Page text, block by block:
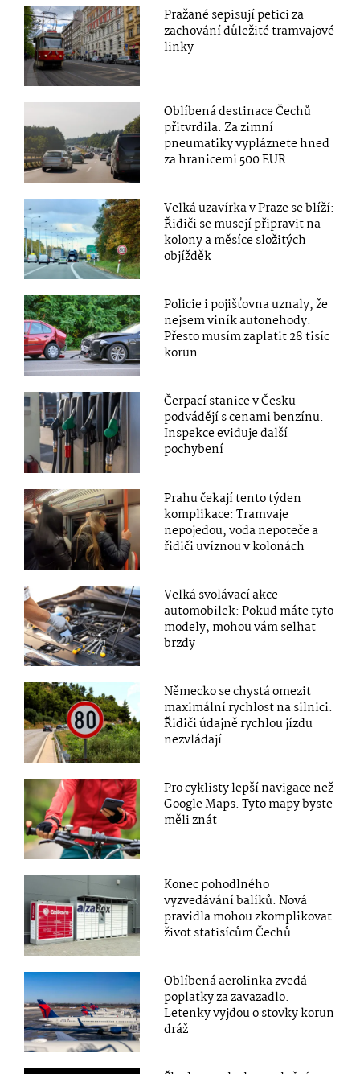
Pražané sepisují petici za
zachování důležité tramvajové
linky
Oblíbená destinace Čechů
přitvrdila. Za zimní
pneumatiky vypláznete hned
za hranicemi 500 EUR
Velká uzavírka v Praze se blíží:
Řidiči se musejí připravit na
kolony a měsíce složitých
objížděk
Policie i pojišťovna uznaly, že
nejsem viník autonehody.
Přesto musím zaplatit 28 tisíc
korun
Čerpací stanice v Česku
podvádějí s cenami benzínu.
Inspekce eviduje další
pochybení
Prahu čekají tento týden
komplikace: Tramvaje
nepojedou, voda nepoteče a
řidiči uvíznou v kolonách
Velká svolávací akce
automobilek: Pokud máte tyto
modely, mohou vám selhat
brzdy
Německo se chystá omezit
maximální rychlost na silnici.
Řidiči údajně rychlou jízdu
nezvládají
Pro cyklisty lepší navigace než
Google Maps. Tyto mapy byste
měli znát
Konec pohodlného
vyzvedávání balíků. Nová
pravidla mohou zkomplikovat
život statisícům Čechů
Oblíbená aerolinka zvedá
poplatky za zavazadlo.
Letenky vyjdou o stovky korun
dráž